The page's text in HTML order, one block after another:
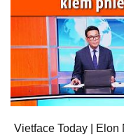
Vietface Today |